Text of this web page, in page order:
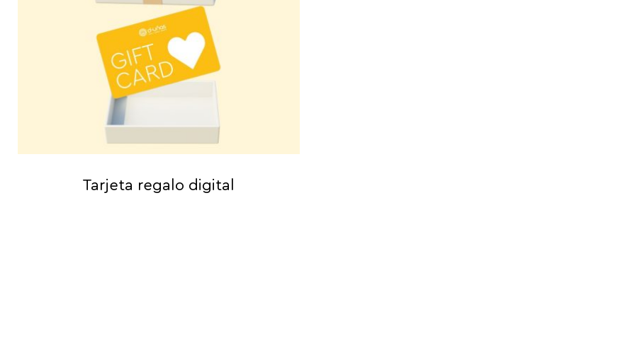
Tarjeta regalo digital